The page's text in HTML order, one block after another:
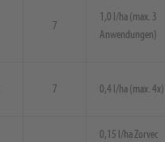
7
1,0 l/ha (max. 3
Anwendungen)
7 0,4 l/ha (max. 4x)
0,15 l/ha Zorvec